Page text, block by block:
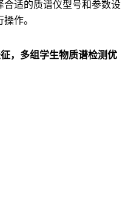
合适的质谱仪型号和参数设
作。
，多组学生物质谱检测优